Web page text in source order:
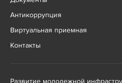
Антикоррупция
Виртуальная приемная
Контакты
Развитие молодежной